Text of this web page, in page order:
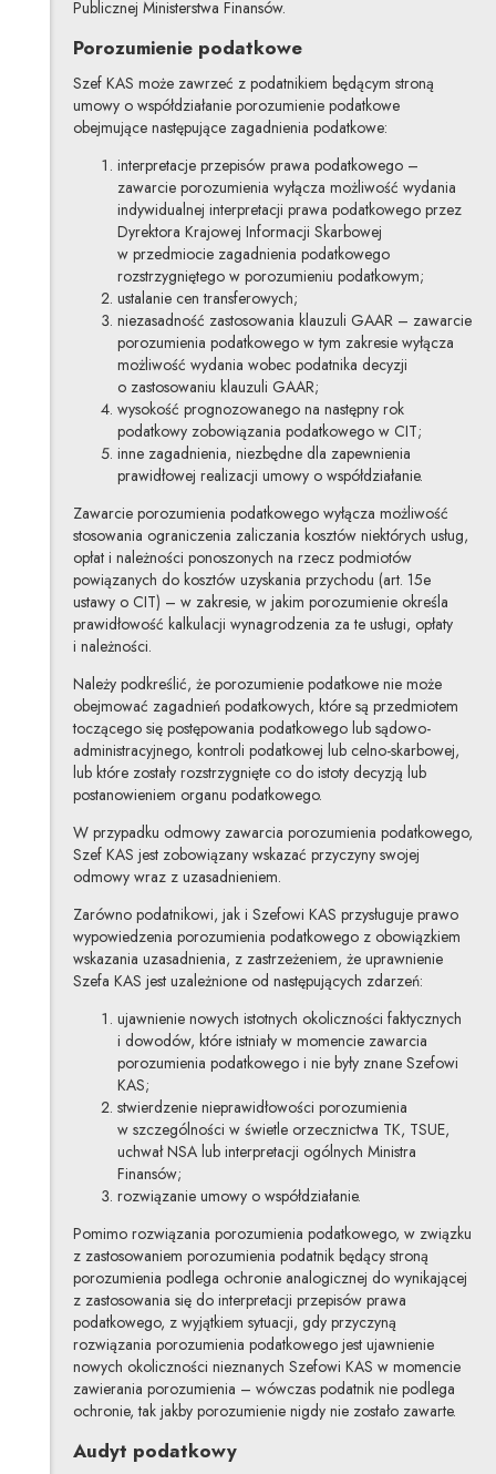
Publicznej Ministerstwa Finansów.
Porozumienie podatkowe
Szef KAS może zawrzeć z podatnikiem będącym stroną
umowy o współdziałanie porozumienie podatkowe
obejmujące następujące zagadnienia podatkowe:
interpretacje przepisów prawa podatkowego –
zawarcie porozumienia wyłącza możliwość wydania
indywidualnej interpretacji prawa podatkowego przez
Dyrektora Krajowej Informacji Skarbowej
w przedmiocie zagadnienia podatkowego
rozstrzygniętego w porozumieniu podatkowym;
ustalanie cen transferowych;
niezasadność zastosowania klauzuli GAAR – zawarcie
porozumienia podatkowego w tym zakresie wyłącza
możliwość wydania wobec podatnika decyzji
o zastosowaniu klauzuli GAAR;
wysokość prognozowanego na następny rok
podatkowy zobowiązania podatkowego w CIT;
inne zagadnienia, niezbędne dla zapewnienia
prawidłowej realizacji umowy o współdziałanie.
Zawarcie porozumienia podatkowego wyłącza możliwość
stosowania ograniczenia zaliczania kosztów niektórych usług,
opłat i należności ponoszonych na rzecz podmiotów
powiązanych do kosztów uzyskania przychodu (art. 15e
ustawy o CIT) – w zakresie, w jakim porozumienie określa
prawidłowość kalkulacji wynagrodzenia za te usługi, opłaty
i należności.
Należy podkreślić, że porozumienie podatkowe nie może
obejmować zagadnień podatkowych, które są przedmiotem
toczącego się postępowania podatkowego lub sądowo-
administracyjnego, kontroli podatkowej lub celno-skarbowej,
lub które zostały rozstrzygnięte co do istoty decyzją lub
postanowieniem organu podatkowego.
W przypadku odmowy zawarcia porozumienia podatkowego,
Szef KAS jest zobowiązany wskazać przyczyny swojej
odmowy wraz z uzasadnieniem.
Zarówno podatnikowi, jak i Szefowi KAS przysługuje prawo
wypowiedzenia porozumienia podatkowego z obowiązkiem
wskazania uzasadnienia, z zastrzeżeniem, że uprawnienie
Szefa KAS jest uzależnione od następujących zdarzeń:
ujawnienie nowych istotnych okoliczności faktycznych
i dowodów, które istniały w momencie zawarcia
porozumienia podatkowego i nie były znane Szefowi
KAS;
stwierdzenie nieprawidłowości porozumienia
w szczególności w świetle orzecznictwa TK, TSUE,
uchwał NSA lub interpretacji ogólnych Ministra
Finansów;
rozwiązanie umowy o współdziałanie.
Pomimo rozwiązania porozumienia podatkowego, w związku
z zastosowaniem porozumienia podatnik będący stroną
porozumienia podlega ochronie analogicznej do wynikającej
z zastosowania się do interpretacji przepisów prawa
podatkowego, z wyjątkiem sytuacji, gdy przyczyną
rozwiązania porozumienia podatkowego jest ujawnienie
nowych okoliczności nieznanych Szefowi KAS w momencie
zawierania porozumienia – wówczas podatnik nie podlega
ochronie, tak jakby porozumienie nigdy nie zostało zawarte.
Audyt podatkowy